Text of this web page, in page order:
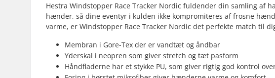
Hestra Windstopper Race Tracker Nordic fuldender din samling af
hænder, så dine eventyr i kulden ikke kompromiteres af frosne
varme, er Windstopper Race Tracker Nordic det perfekte match til
Membran i Gore-Tex der er vandtæt og åndbar
Yderskal i neopren som giver stretch og tæt pasform
Håndfladerne har et stykke PU, som giver rigtig god kontrol